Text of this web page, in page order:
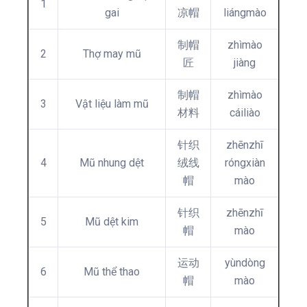
1
gai
凉帽
liángmào
2 Thợ may mũ
制帽
匠
zhìmào
jiàng
3 Vật liệu làm mũ
制帽
材料
zhìmào
cáiliào
4 Mũ nhung dệt
针织
绒线
帽
zhēnzhī
róngxiàn
mào
5 Mũ dệt kim
针织
帽
zhēnzhī
mào
6 Mũ thể thao
运动
帽
yùndòng
mào